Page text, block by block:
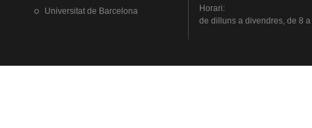
Universitat de Barcelona Horari:
de dillunsa divendres, de 8